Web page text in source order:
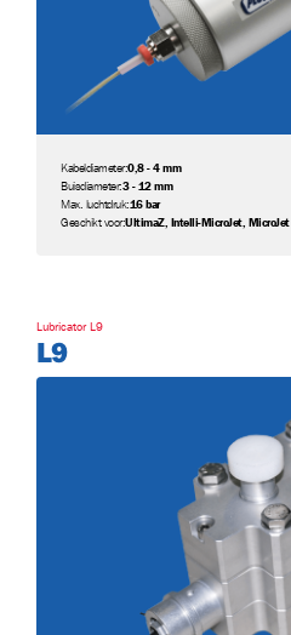
Kabeldiameter:0,8 - 4 mm
Buisdiameter:3 - 12 mm
Max. luchtdruk:16 bar
Geschikt voor:UltimaZ, Intelli-MicroJet, MicroJet
Lubricator L9
L9